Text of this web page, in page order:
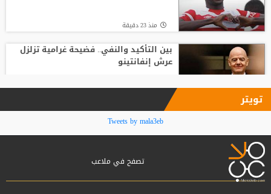
منذ 23 دقيقة
بين التأكيد والنفي.. فضيحة غرامية تزلزل
عرش إنفانتينو
تشيلسي يهزم ميلان بثلاثية نظيفة
تويتر
Tweets by mala3eb
تصفح في ملاعب